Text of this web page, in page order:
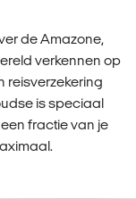
de Amazone,
verkennen op
reisverzekering
is speciaal
fractie van je